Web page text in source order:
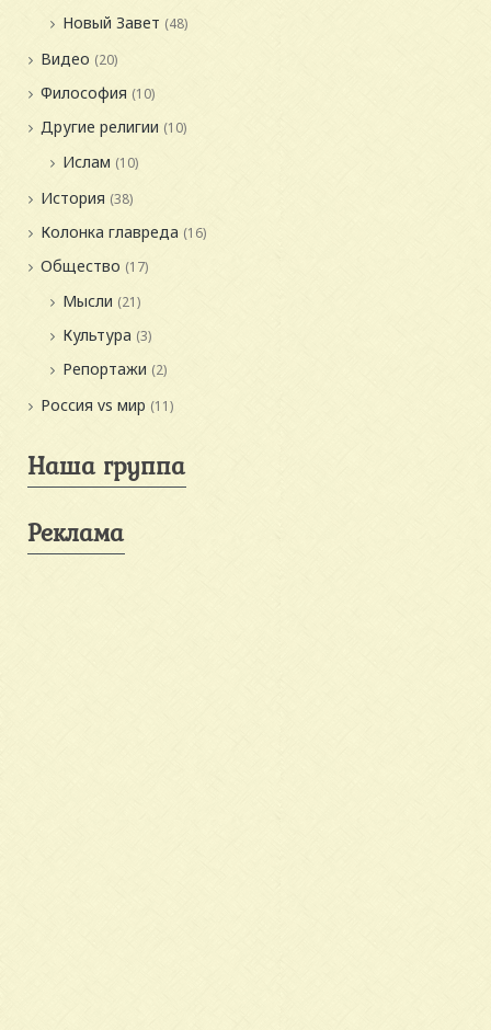
Новый Завет (48)
Видео (20)
Философия (10)
Другие религии (10)
Ислам (10)
История (38)
Колонка главреда (16)
Общество (17)
Мысли (21)
Культура (3)
Репортажи (2)
Россия vs мир (11)
Наша группа
Реклама